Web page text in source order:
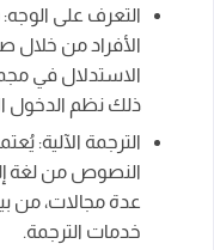
التعرف على
الأفراد من خلال
الاستدلال في
ذلك نظم الدخول
الترجمة الآلية:
النصوص من لغة
عدة مجالات، من
خدمات الترجمة.